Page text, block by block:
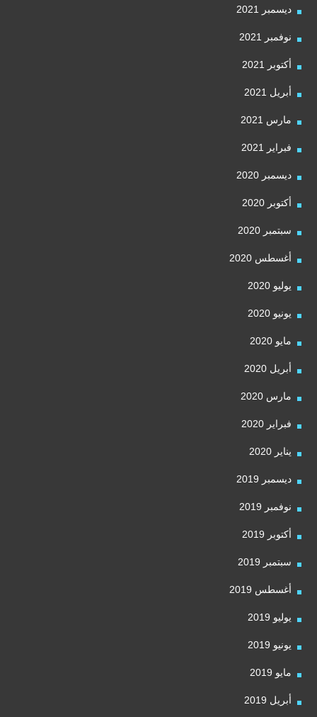
ديسمبر 2021
نوفمبر 2021
أكتوبر 2021
أبريل 2021
مارس 2021
فبراير 2021
ديسمبر 2020
أكتوبر 2020
سبتمبر 2020
أغسطس 2020
يوليو 2020
يونيو 2020
مايو 2020
أبريل 2020
مارس 2020
فبراير 2020
يناير 2020
ديسمبر 2019
نوفمبر 2019
أكتوبر 2019
سبتمبر 2019
أغسطس 2019
يوليو 2019
يونيو 2019
مايو 2019
أبريل 2019